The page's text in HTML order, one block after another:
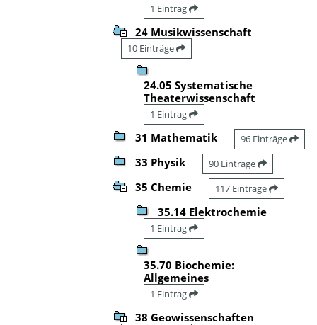
1 Eintrag
24 Musikwissenschaft
10 Einträge
24.05 Systematische
Theaterwissenschaft
1 Eintrag
31 Mathematik 96 Einträge
33 Physik 90 Einträge
35 Chemie 117 Einträge
35.14 Elektrochemie
1 Eintrag
35.70 Biochemie:
Allgemeines
1 Eintrag
38 Geowissenschaften